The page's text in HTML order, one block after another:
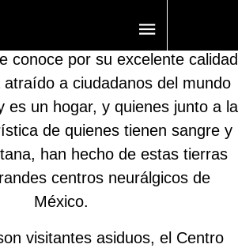
conoce por su excelente calidad
a ciudadanos del mundo
es un hogar, y quienes junto a la
de quienes tienen sangre y
han hecho de estas tierras
centros neurálgicos de
México.
visitantes asiduos, el Centro